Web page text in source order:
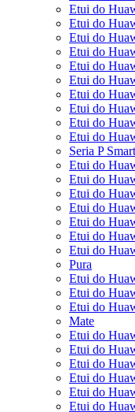
Etui do
Etui do
Etui do
Etui do
Etui do
Etui do
Etui do
Etui do
Etui do
Etui do
Seria P Smart
Etui do
Etui do
Etui do
Etui do
Etui do
Etui do
Etui do
Pura
Etui do
Etui do
Etui do
Mate
Etui do
Etui do
Etui do
Etui do
Etui do
Etui do